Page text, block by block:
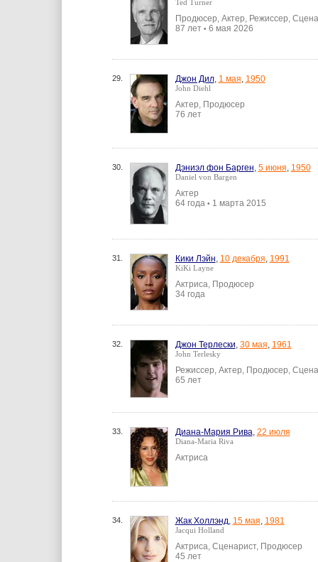
Ted Turner
Продюсер, Актер, Режиссер,
87 лет • 6 мая 2026
29. Джон Дил, 1 мая, 1950
John Diehl
Актер, Продюсер
76 лет
30. Дэниэл фон Барген, 5 июня, 1950
Daniel von Bargen
Актер
64 года • 1 марта 2015
31. Кики Лэйн, 10 декабря, 1991
KiKi Layne
Актриса, Продюсер
34 года
32. Джон Терлески, 30 мая, 1961
John Terlesky
Режиссер, Актер, Продюсер,
65 лет
33. Диана-Мария Рива, 22 июля
Diana-Maria Riva
Актриса
34. Жак Холлэнд, 15 мая, 1981
Jacqui Holland
Актриса, Сценарист, Продюсер
45 лет